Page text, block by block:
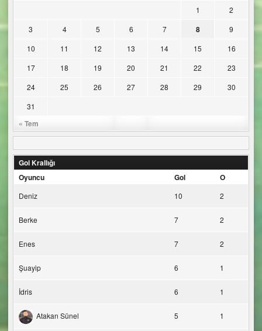
« Tem
1
2
3
4 5 6 7 8
9
10
11 12 13 14 15
16
17
18 19 20 21 22
23
24
25 26 27 28 29
30
31
Gol Krallığı
Oyuncu
Gol O
Deniz 10 2
Berke 7 2
Enes 7 2
Şuayip 6 1
İdris 6 1
Atakan Sünel 5 1